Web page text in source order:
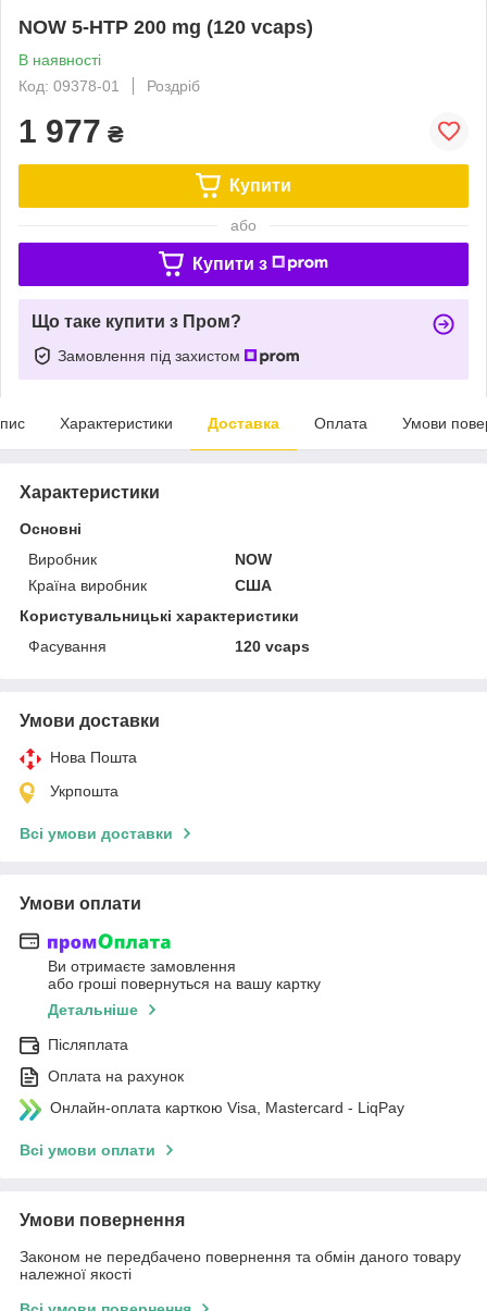
NOW 5-HTP 200 mg (120 vcaps)
В наявності
Код: 09378-01
Роздріб
1 977 ₴
Купити
або
Купити з
Що таке купити з Пром?
Замовлення під захистом
Характеристики Доставка Оплата Умови
Характеристики
Основні
Виробник
NOW
Країна виробник
США
Користувальницькі характеристики
Фасування
120 vcaps
Умови доставки
Нова Пошта
Укрпошта
Всі умови доставки
Умови оплати
Ви отримаєте замовлення
або гроші повернуться на вашу картку
Детальніше
Післяплата
Оплата на рахунок
Онлайн-оплата карткою Visa, Mastercard - LiqPay
Всі умови оплати
Умови повернення
Законом не передбачено повернення та обмін даного товару
належної якості